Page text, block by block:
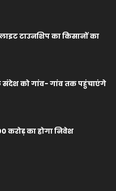
टाउनशिप का किसानों का
संदेश को गांव- गांव तक पहुंचाएंगे
करोड़ का होगा निवेश